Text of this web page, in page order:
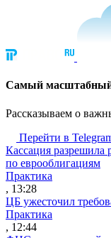
Cамый
Рассказываем о
Перейти в
Кассация разрешила
по еврооблигациям
Практика
, 13:28
ЦБ ужесточил
Практика
, 12:44